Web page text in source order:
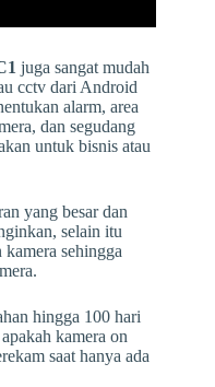
juga sangat mudah
cctv dari Android
alarm, area
dan segudang
untuk bisnis atau
yang besar dan
selain itu
sehingga
hingga 100 hari
kamera on
saat hanya ada